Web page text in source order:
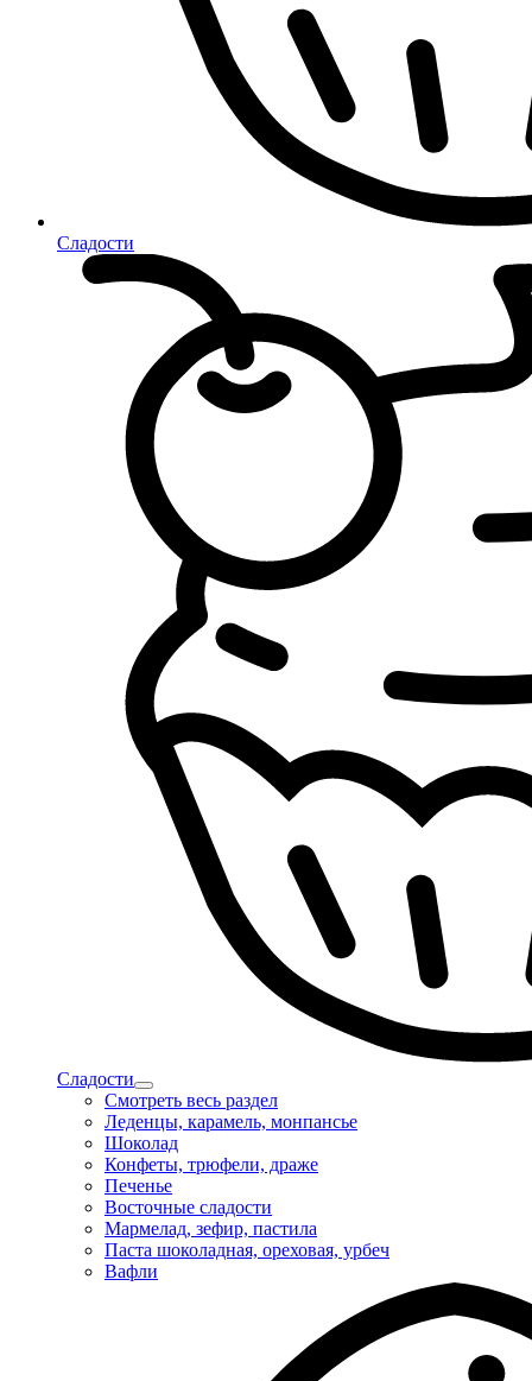
Сладости
Сладости
Смотреть весь раздел
Леденцы, карамель, монпансье
Шоколад
Конфеты, трюфели, драже
Печенье
Восточные сладости
Мармелад, зефир, пастила
Паста шоколадная, ореховая, урбеч
Вафли